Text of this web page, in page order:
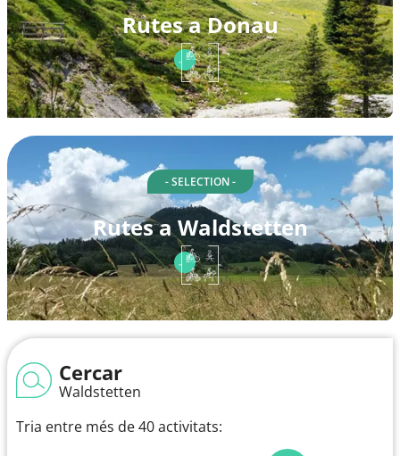
Rutes a Donau
- SELECTION -
Rutes a Waldstetten
Cercar
Waldstetten
Tria entre més de 40 activitats: